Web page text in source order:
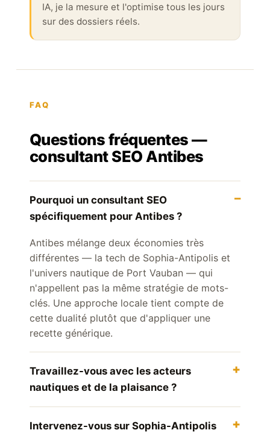
IA, je la mesure et l'optimise tous les jours
sur des dossiers réels.
FAQ
Questions fréquentes —
consultant SEO Antibes
Pourquoi un consultant SEO
spécifiquement pour Antibes ?
Antibes mélange deux économies très
différentes — la tech de Sophia-Antipolis et
l'univers nautique de Port Vauban — qui
n'appellent pas la même stratégie de mots-
clés. Une approche locale tient compte de
cette dualité plutôt que d'appliquer une
recette générique.
Travaillez-vous avec les acteurs
nautiques et de la plaisance ?
Intervenez-vous sur Sophia-Antipolis